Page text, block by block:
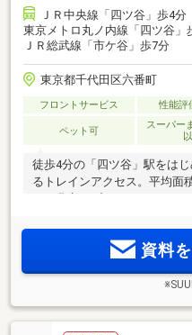
ＪＲ中央線「四ツ谷」歩4分
東京メトロ丸ノ内線「四ツ谷」
ＪＲ総武線「市ケ谷」歩7分
東京都千代田区六番町
フロントサービス 性能評
ペット可
スーパー
徒歩4分の「四ツ谷」駅をは
るトレインアクセス。平均面
資料